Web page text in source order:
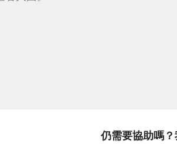
仍需要協助嗎